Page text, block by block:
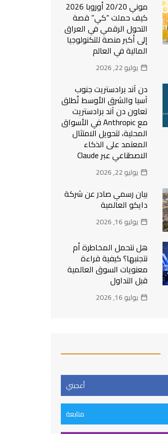
موني 20/20 أوروبا 2026
كيف حملت “كي” قصة
التحول الرقمي في العراق
إلى أكبر منصة للتكنولوجيا
المالية في العالم
يوليو 22, 2026
دن آند برادستريت جنوب
آسيا والشرق الأوسط تُطلق
تعاون دن آند برادستريت
مع Anthropic في الأسواق
المحلية، لتحويل الامتثال
المعتمد على الذكاء
الاصطناعي عبر Claude
يوليو 22, 2026
بيان رسمي صادر عن شركة
دايكو العالمية
يوليو 16, 2026
هل نتحمل المخاطرة أم
نتجنبها؟ كيفية قراءة
معنويات السوق العالمية
قبل التداول
يوليو 16, 2026
أعجبني
متابعة